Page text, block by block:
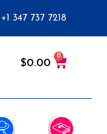
+1 347 737 7218
$0.00